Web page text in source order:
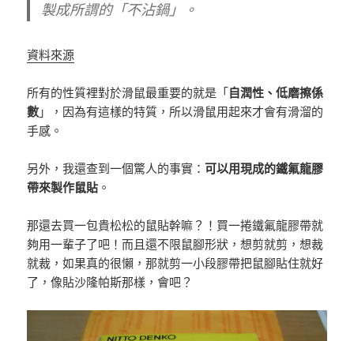
製成所謂的「不沾鍋」。
資料來源
所有的性質裡對於滑鼠最重要的就是「自潤性、低磨擦係
數 」，因為有這樣的特質，所以滑鼠用起來才會有滑溜的
手感。
另外，我還查到一個驚人的事實：可以用現成的鐵氟龍膠
帶來製作鼠貼 。
那還去買一包貴松松的鼠貼幹嘛？！買一捲鐵氟龍膠帶就
夠用一輩子了吧！而且還不限鼠腳形狀，想剪就剪，想裁
就裁，如果真的很懶，那就剪一小段膠帶把鼠腳貼住就好
了，像貼沙隆帕斯那樣，會吧？